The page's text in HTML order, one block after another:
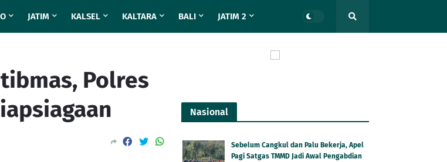
JATIM KALSEL KALTARA BALI JATIM 2
Polres
Nasional
Sebelum Cangkul dan Palu Bekerja, Apel
Pagi Satgas TMMD Jadi Awal Pengabdian